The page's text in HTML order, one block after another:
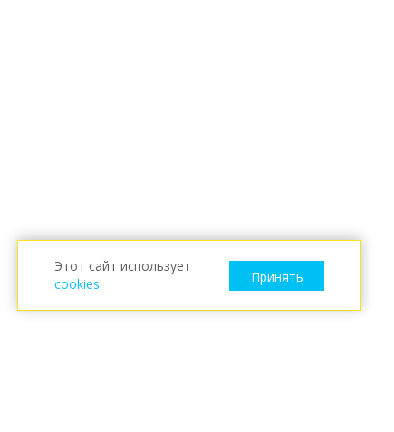
Этот сайт использует
cookies
Принять